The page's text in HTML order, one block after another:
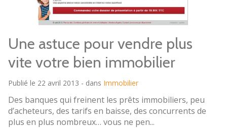
Une astuce pour vendre plus
vite votre bien immobilier
Publié le 22 avril 2013 - dans Immobilier
Des banques qui freinent les prêts immobiliers, peu
d’acheteurs, des tarifs en baisse, des concurrents de
plus en plus nombreux… vous ne pen...